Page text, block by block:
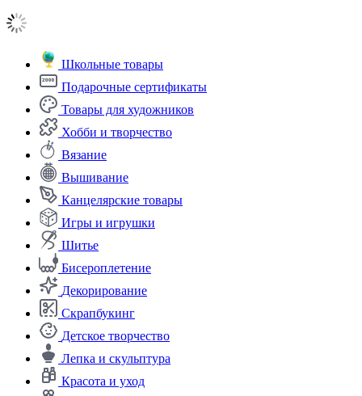
Школьные товары
Подарочные сертификаты
Товары для художников
Хобби и творчество
Вязание
Вышивание
Канцелярские товары
Игры и игрушки
Шитье
Бисероплетение
Декорирование
Скрапбукинг
Детское творчество
Лепка и скульптура
Красота и уход